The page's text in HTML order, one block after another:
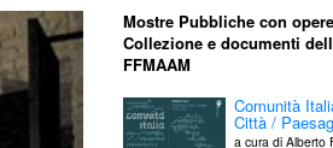
Mostre Pubbliche con
Collezione e documenti
FFMAAM
Comunità
Città /
a cura di Alberto